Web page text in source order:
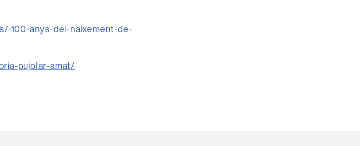
100-anys-del-naixement-de-
pujolar-amat/